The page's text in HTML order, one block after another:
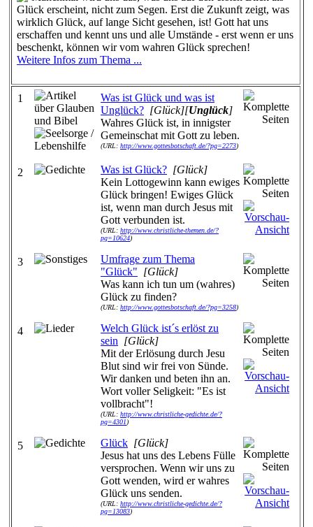
Glück erscheint, nicht zum Segen. Erst die Zukunft zeigt, was
wirklich Glück, auf lange Sicht gesehen, ist! Gott hat uns
erschaffen und kennt uns und alle Umstände - erst wenn er uns
beschenkt, können wir vom wahren Glück sprechen!
Weitere Infos zum Thema ...
1
Was ist Glück und was ist
Unglück? [Glück][Unglück]
Wahres Glück ist, in innigster
Gemeinschat mit Gott zu leben.
(URL: http://www.gottesbotschaft.de/?pg=2273)
2 Was ist Glück? [Glück]
Kein Lottogewinn kann ewiges
Glück bringen! Ewiges Glück
ist, wenn man durch Jesus mit
Gott verbunden ist.
(URL: http://www.christliche-themen.de/?
pg=10624)
3
Umfrage zum Thema
"Glück" [Glück]
Was kann ich tun um (wahres)
Glück zu finden?
(URL: http://www.gottesbotschaft.de/?pg=3258)
4
Welch Glück ist´s erlöst zu
sein [Glück]
Mit der Erlösung durch Jesu
Blut sind wir frei von Sünde.
Wir danken und beten ihn an.
Wort voller Seligkeit: "Es ist
vollbracht"!
(URL: http://www.christliche-gedichte.de/?
pg=4301)
5 Glück [Glück]
Jesus hat uns des Lebens Fülle
versprochen. Wenn wir uns zu
Gott wenden, wird er wahres
Glück uns senden.
(URL: http://www.christliche-gedichte.de/?
pg=13083)